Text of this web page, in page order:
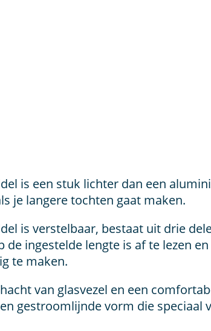
is een stuk lichter dan een
je langere tochten gaat maken.
is verstelbaar, bestaat uit drie
de ingestelde lengte is af te lezen
te maken.
van glasvezel en een
gestroomlijnde vorm die speciaal